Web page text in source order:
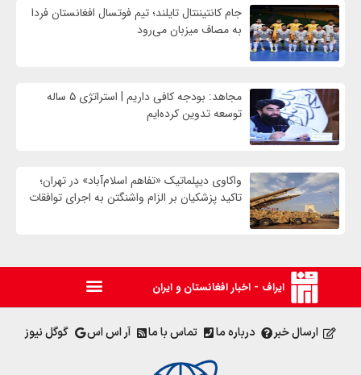
جام کانتیننتال تایلند؛ تیم فوتسال افغانستان فردا
به مصاف میزبان می‌رود
مجاهد: بودجه کافی داریم | استراتژی ۵ ساله
توسعه تدوین کرده‌ایم
واکاوی دیپلماتیک «تفاهم اسلام‌آباد» در تهران؛
تاکید پزشکیان بر الزام واشنگتن به اجرای توافقات
ایراف - اخبار افغانستان و ایران
ارسال خبر درباره ما تماس با ما آر اس اس گوگل نیوز